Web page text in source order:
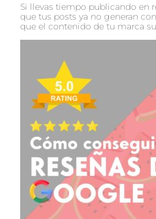
Si llevas tiempo publicando en
que tus posts ya no generan
que el contenido de tu marca